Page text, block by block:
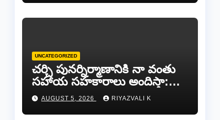
UNCATEGORIZED
చర్చి పునర్నిర్మాణానికి నా వంతు
సహాయ సహకారాలు అందిస్తా:
చంద్రగిరి ఎమ్మెల్యే పులివర్తి నాని.
AUGUST 5, 2026 RIYAZVALI K